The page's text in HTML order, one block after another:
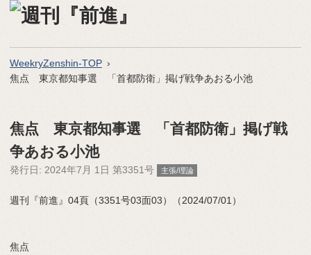
WeekryZenshin-TOP
焦点 東京都知事選 「首都防衛」掲げ戦争あおる小池
焦点 東京都知事選 「首都防衛」掲げ戦
争あおる小池
発行日: 2024年7月 1日 第3351号 主張/理論
週刊『前進』04頁（3351号03面03）（2024/07/01）
焦点